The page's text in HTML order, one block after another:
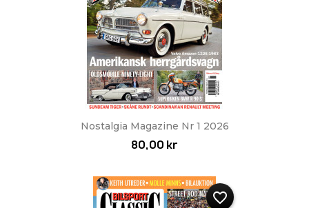
Nostalgia Magazine Nr 1 2026
80,00 kr
favorite_border